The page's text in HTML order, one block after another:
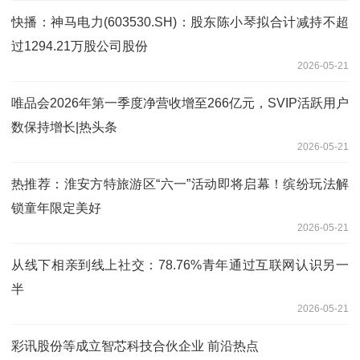
快播：神马电力(603530.SH)：股东陈小琴拟合计减持不超
过1294.21万股公司股份
2026-05-21
唯品会2026年第一季度净营收增至266亿元，SVIP活跃用户
数保持增长|热头条
2026-05-21
热推荐：淮安方特旅游区“六一”活动即将启幕！缤纷玩法解
锁童年限定美好
2026-05-21
从线下相亲到线上社交：78.76%青年通过互联网认识另一
半
2026-05-21
彩讯股份等成立智芯科技合伙企业 前沿热点